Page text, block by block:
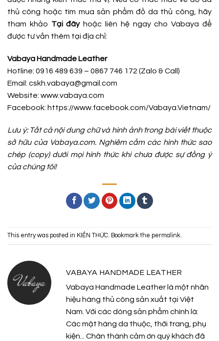
thủ công hoặc tìm mua sản phẩm đồ da thủ công, hãy
tham khảo Tại đâyhoặc liên hệ ngay cho Vabaya để
được tư vấn thêm tại địa chỉ:
Vabaya Handmade Leather
Hotline: 0916 489 639 – 0867 746 172 (Zalo & Call)
Email: cskh.vabaya@gmail.com
Website: www.vabaya.com
Facebook: https://www.facebook.com/Vabaya.Vietnam/
Lưu ý: Tất cả nội dung chữ và hình ảnh trong bài viết thuộc
sở hữu của Vabaya.com. Nghiêm cấm các hình thức sao
chép (copy) dưới mọi hình thức khi chưa được sự đồng ý
của chúng tôi!
This entry was posted in KIẾN THỨC . Bookmark the permalink
VABAYA HANDMADE LEATHER
Vabaya Handmade Leather là một nhãn
hiệu hàng thủ công sản xuất tại Việt
Nam. Với các dòng sản phẩm chính là:
Các mặt hàng da thuộc, thời trang, phụ
kiện... Chân thành cảm ơn quý khách đã